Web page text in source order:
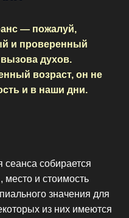
— пожалуй,
и проверенный
духов.
возраст, он не
и в наши дни.
сеанса собирается
место и стоимость
значения для
из них имеются